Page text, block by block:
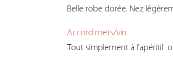
Belle robe dorée. Nez
Accord mets/vin
Tout simplement à l’apéritif